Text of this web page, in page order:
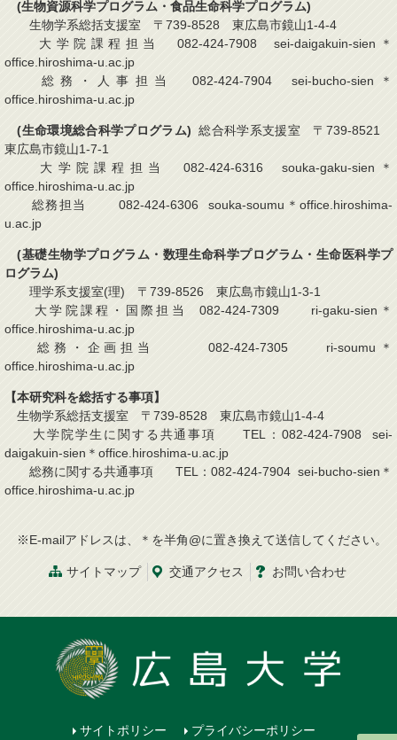
(生物資源科学プログラム・食品生命科学プログラム)
生物学系総括支援室 〒739-8528 東広島市鏡山1-4-4
大学院課程担当 082-424-7908 sei-daigakuin-sien＊
office.hiroshima-u.ac.jp
総務・人事担当 082-424-7904 sei-bucho-sien＊
office.hiroshima-u.ac.jp
(生命環境総合科学プログラム) 総合科学系支援室 〒739-8521
東広島市鏡山1-7-1
大学院課程担当 082-424-6316 souka-gaku-sien＊
office.hiroshima-u.ac.jp
総務担当 082-424-6306 souka-soumu＊office.hiroshima-
u.ac.jp
(基礎生物学プログラム・数理生命科学プログラム・生命医科学プ
ログラム)
理学系支援室(理) 〒739-8526 東広島市鏡山1-3-1
大学院課程・国際担当 082-424-7309 ri-gaku-sien＊
office.hiroshima-u.ac.jp
総務・企画担当 082-424-7305 ri-soumu＊
office.hiroshima-u.ac.jp
【本研究科を総括する事項】
生物学系総括支援室 〒739-8528 東広島市鏡山1-4-4
大学院学生に関する共通事項 TEL：082-424-7908 sei-
daigakuin-sien＊office.hiroshima-u.ac.jp
総務に関する共通事項 TEL：082-424-7904 sei-bucho-sien＊
office.hiroshima-u.ac.jp
※E-mailアドレスは、＊を半角@に置き換えて送信してください。
サイトマップ 交通アクセス お問い合わせ
サイトポリシー プライバシーポリシー